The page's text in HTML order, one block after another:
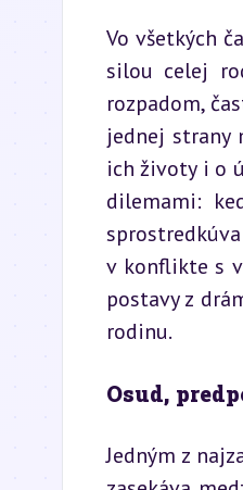
Vo všetkých
silou celej
rozpadom,
jednej strany
ich životy i o
dilemami:
v konflikte s
postavy z
rodinu.
Osud,
Jedným z